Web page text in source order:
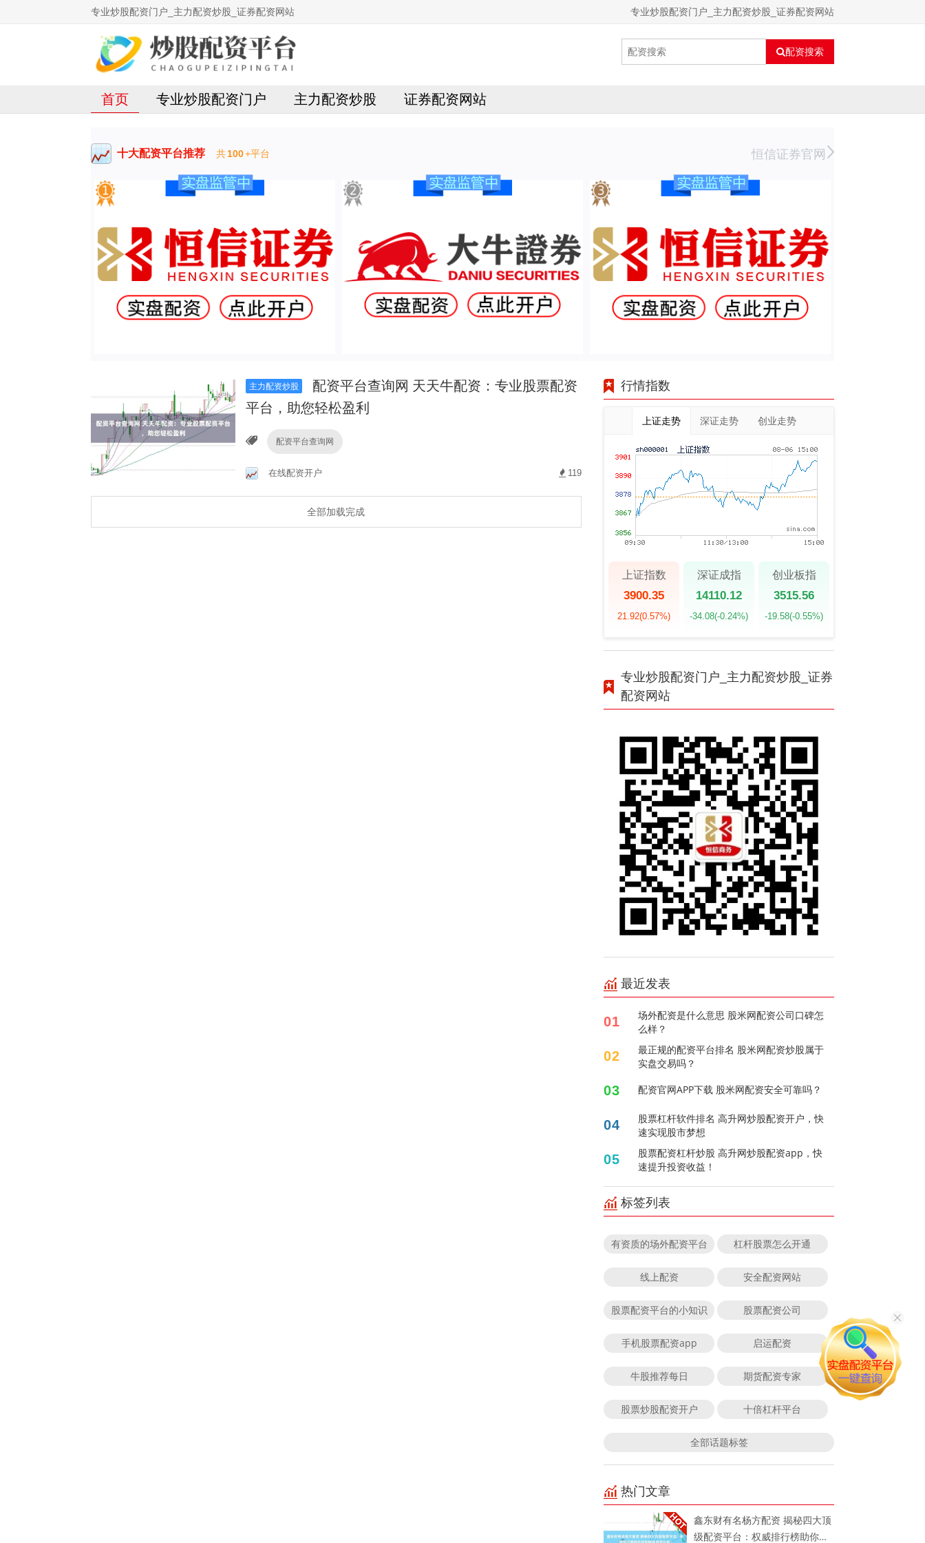
专业炒股配资门户_主力配资炒股_证券配资网站 专业炒股配资门户_主力配资炒股_证券配资网站
配资搜索
首页 专业炒股配资门户 主力配资炒股 证券配资网站
十大配资平台推荐 共100+平台 恒信证券官网
主力配资炒股
配资平台查询网 天天牛配资：专业股票配资
平台，助您轻松盈利
配资平台查询网
在线配资开户 119
全部加载完成
行情指数
上证走势 深证走势 创业走势
上证指数
3900.35
21.92(0.57%)
深证成指
14110.12
-34.08(-0.24%)
创业板指
3515.56
-19.58(-0.55%)
专业炒股配资门户_主力配资炒股_证券
配资网站
最近发表
01
场外配资是什么意思 股米网配资公司口碑怎
么样？
02
最正规的配资平台排名 股米网配资炒股属于
实盘交易吗？
03 配资官网APP下载 股米网配资安全可靠吗？
04
股票杠杆软件排名 高升网炒股配资开户，快
速实现股市梦想
05
股票配资杠杆炒股 高升网炒股配资app，快
速提升投资收益！
标签列表
有资质的场外配资平台 杠杆股票怎么开通
线上配资 安全配资网站
股票配资平台的小知识 股票配资公司
手机股票配资app 启运配资
牛股推荐每日 期货配资专家
股票炒股配资开户 十倍杠杆平台
全部话题标签
热门文章
鑫东财有名杨方配资 揭秘四大顶
级配资平台：权威排行榜助你找